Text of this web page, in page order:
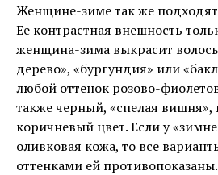
Женщине-зиме так же
Ее контрастная внешность
женщина-зима выкрасит
дерево», «бургундия» или
любой оттенок розово-
также черный, «спелая вишня»,
коричневый цвет. Если у
оливковая кожа, то все
оттенками ей противопоказаны.